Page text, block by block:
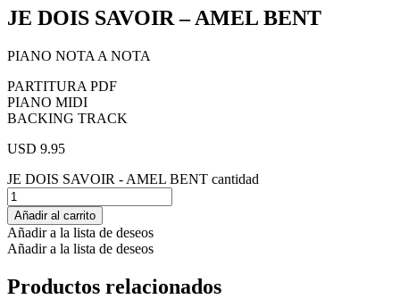
JE DOIS SAVOIR – AMEL BENT
PIANO NOTA A NOTA
PARTITURA PDF
PIANO MIDI
BACKING TRACK
USD 9.95
JE DOIS SAVOIR - AMEL BENT cantidad
Añadir al carrito
Añadir a la lista de deseos
Añadir a la lista de deseos
Productos relacionados